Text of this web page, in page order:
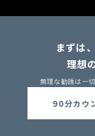
まずは
理想
無理な勧誘は一
90分カウ